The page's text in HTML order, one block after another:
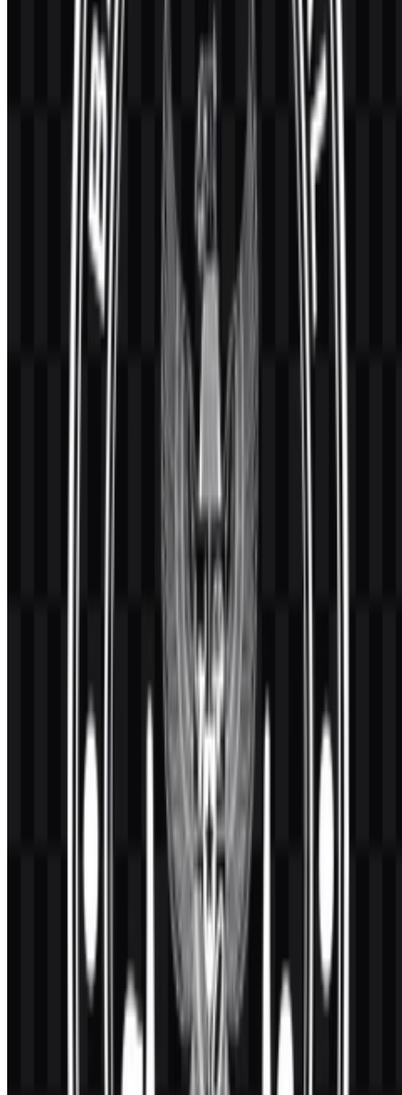
Tidak ada warna brand resmi yang disertakan dalam sumber
informasi yang tersedia untuk profil ini. Jika palet belum
dipublikasikan, praktik terbaik adalah
tidak menebak kode hex dari
gambar web acak, karena tangkapan layar dan file terkompresi dapat
menggeser warna secara signifikan. Institusi resmi biasanya
menetapkan warna dalam pedoman formal (termasuk spesifikasi
cetak dan digital) agar reproduksi konsisten.
Meski begitu, emblem pemerintah umumnya dirancang agar tetap
satu warna
(hitam atau biru tua)
untuk cap, dokumen resmi, dan cetak kontras tinggi. Jika Anda perlu
menyiapkan materi yang menyertakan emblem, pertimbangkan
pedoman aman berikut sampai palet resmi terkonfirmasi:
Gunakan file asli
Jaga kontras
versi reversed yang disetujui.
Hindari efek
: jangan menambahkan bayangan, gradasi,
outline, atau glow yang mengubah emblem resmi.
Jika alur kerja Anda membutuhkan palet formal (untuk komponen
UI, template, atau toolkit mitra), mintalah panduan
atau media kit dari instansi terkait agar hasil Anda sesuai warna dan
Pertanyaan yang Sering Diajukan
untuk keperluan komersial?
dan tanda institusi sering memiliki pembatasan untuk mencegah
2) Format file apa saja yang tersedia?
Format yang umum disediakan meliputi
SVG
untuk kebutuhan Vector yang skalabel
dalam desain profesional maupun cetak besar.
3) Mengapa banyak orang memilih file dengan
transparent background?
File dengan transparent background membuat emblem resmi bisa
ditempatkan rapi di berbagai layout—slide, laporan, poster, atau
header web—tanpa kotak putih yang mengganggu. Ini sangat
membantu untuk produksi dokumen yang cepat dan tampilan yang
4) Apa perbedaan PNG dan format vector untuk
emblem resmi?
PNG adalah gambar raster: praktis, tetapi bisa pecah/pixelate saat
diperbesar. Format Vector (seperti SVG) menjaga tepi tetap tajam
pada ukuran berapa pun, sehingga ideal untuk signage, cetak
resolusi tinggi, dan template sistem brand.
5) Siapa yang mendesain emblem BGN dan di mana
saya bisa memverifikasi keasliannya?
Atribusi karya identitas pemerintah tidak selalu dipublikasikan